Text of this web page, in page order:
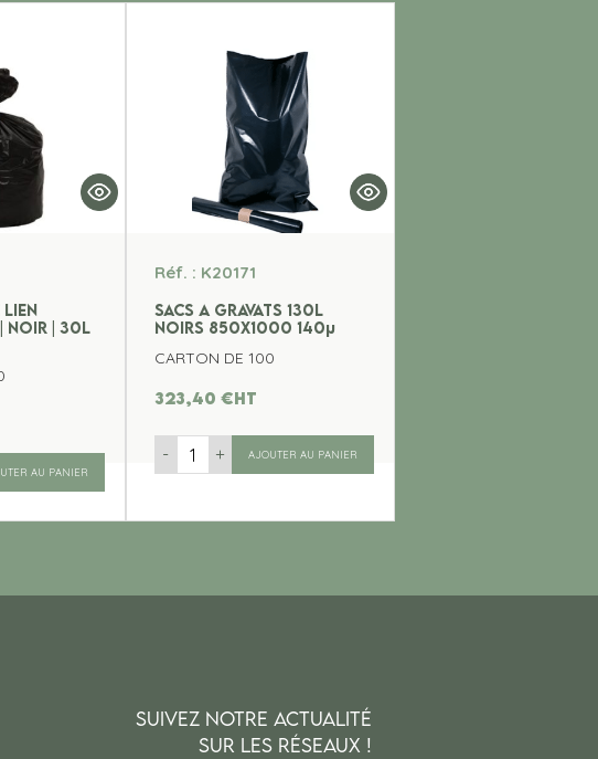
LIEN
NOIR | 30L
AU PANIER
Réf. : K20171
SACS A GRAVATS 130L
NOIRS 850x1000 140µ
CARTON DE 100
323,40 €ht
- + AJOUTER AU PANIER
SUIVEZ NOTRE ACTUALITÉ
SUR LES RÉSEAUX !